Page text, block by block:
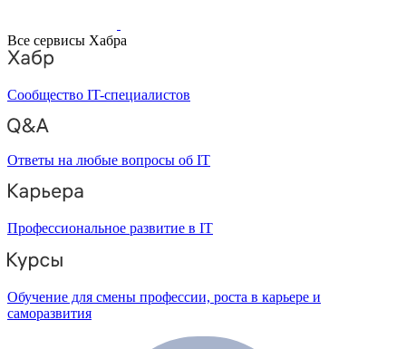
Все сервисы Хабра
Сообщество IT-специалистов
Ответы на любые вопросы об IT
Профессиональное развитие в IT
Обучение для смены профессии, роста в карьере и
саморазвития